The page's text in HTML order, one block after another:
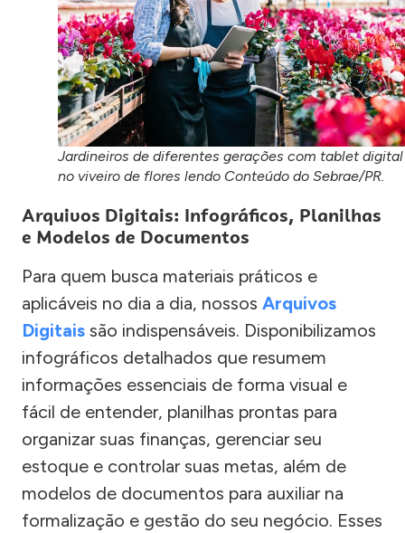
Jardineiros de diferentes gerações com tablet digital
no viveiro de flores lendo Conteúdo do Sebrae/PR.
Arquivos Digitais: Infográficos, Planilhas
e Modelos de Documentos
Para quem busca materiais práticos e
aplicáveis no dia a dia, nossos Arquivos
Digitais são indispensáveis. Disponibilizamos
infográficos detalhados que resumem
informações essenciais de forma visual e
fácil de entender, planilhas prontas para
organizar suas finanças, gerenciar seu
estoque e controlar suas metas, além de
modelos de documentos para auxiliar na
formalização e gestão do seu negócio. Esses